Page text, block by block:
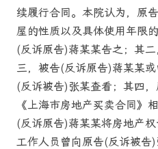
续履行合同。本院认为，原
屋的性质以及具体使用年限
(反诉原告)蒋某某告之；其
三，被告(反诉原告)蒋某某
(反诉被告)张某查看；其四
《上海市房地产买卖合同》
(反诉原告)蒋某某将房地产
工作人员曾向原告(反诉被告